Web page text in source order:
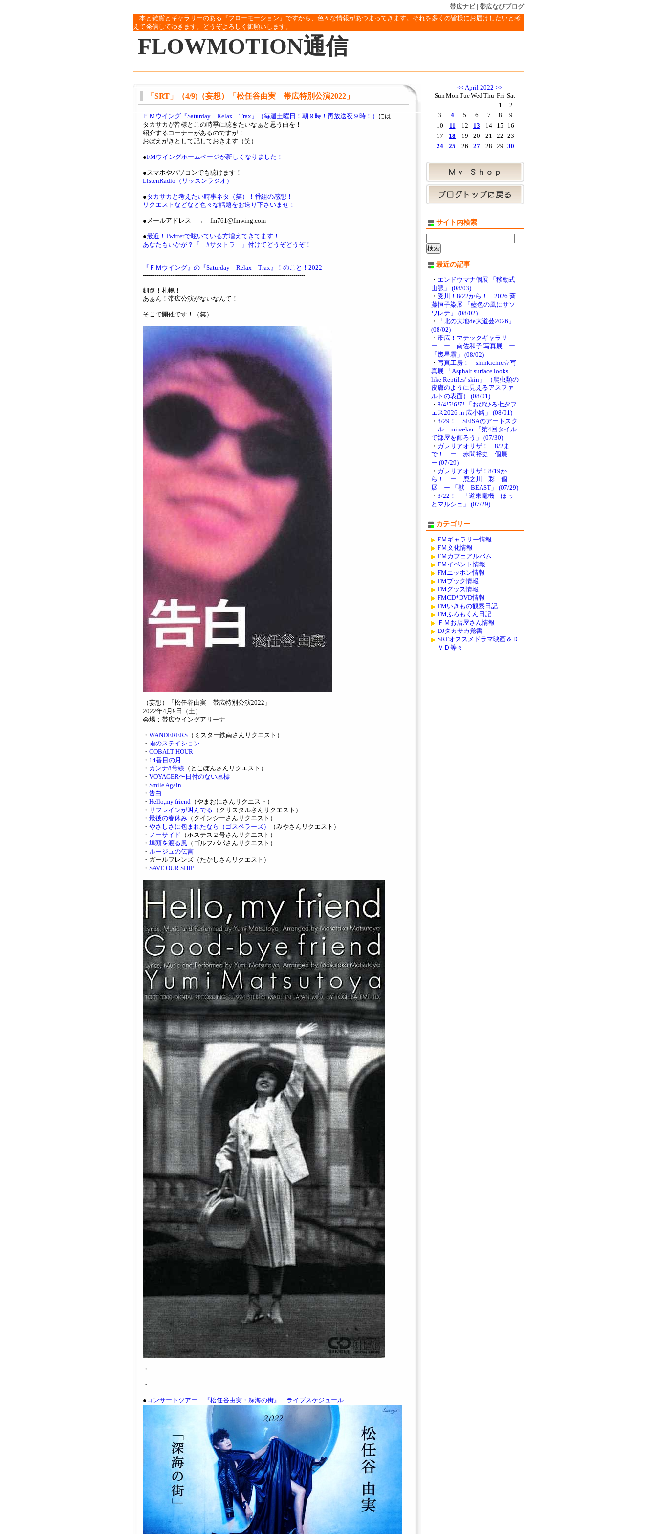
帯広ナビ| 帯広なびブログ
本と雑貨とギャラリーのある『フローモーション』ですから、色々な情報があつまってきます。それを多くの皆様にお届けしたいと考
えて発信してゆきます。どうぞよろしく御願いします。
FLOWMOTION通信
「SRT」（4/9)（妄想）「松任谷由実 帯広特別公演2022」
ＦＭウイング『Saturday Relax Trax』（毎週土曜日！朝９時！再放送夜９時！） には
タカサカが皆様とこの時季に聴きたいなぁと思う曲を！
紹介するコーナーがあるのですが！
おぼえがきとして記しておきます（笑）
●FMウイングホームページが新しくなりました！
●スマホやパソコンでも聴けます！
ListenRadio（リッスンラジオ）
●タカサカと考えたい時事ネタ（笑）！番組の感想！
リクエストなどなど色々な話題をお送り下さいませ！
●メールアドレス → fm761@fmwing.com
●最近！Twitterで呟いている方増えてきてます！
あなたもいかが？「 #サタトラ 」付けてどうぞどうぞ！
-----------------------------------------------------------------------------------
『ＦＭウイング』の『Saturday Relax Trax』！のこと！2022
-----------------------------------------------------------------------------------
釧路！札幌！
あぁん！帯広公演がないなんて！
そこで開催です！（笑）
（妄想）「松任谷由実 帯広特別公演2022」
2022年4月9日（土）
会場：帯広ウイングアリーナ
・ WANDERERS （ミスター鉄南さんリクエスト）
・ 雨のステイション
・ COBALT HOUR
・ 14番目の月
・ カンナ8号線 （とこぽんさんリクエスト）
・ VOYAGER〜日付のない墓標
・ Smile Again
・ 告白
・ Hello,my friend （やまおにさんリクエスト）
・ リフレインが叫んでる （クリスタルさんリクエスト）
・ 最後の春休み （クインシーさんリクエスト）
・ やさしさに包まれたなら（ゴスペラーズ）
（みやさんリクエスト）
・ ノーサイド （ホステス２号さんリクエスト）
・ 埠頭を渡る風 （ゴルフパパさんリクエスト）
・ ルージュの伝言
・ガールフレンズ（たかしさんリクエスト）
・ SAVE OUR SHIP
・
・
● コンサートツアー 『松任谷由実・深海の街』 ライブスケジュール
<<April 2022 >>
SunMonTueWedThu Fri Sat
1
2
3
4 5 6 7 8
9
10
11 12 13 14 15
16
17
18 19 20 21 22
23
24
25 26 27 28 29 30
サイト内検索
最近の記事
・ エンドウマナ個展 「移動式
山脈」 (08/03)
・ 受川！8/22から！ 2026 斉
藤恒子染展 「藍色の風にサソ
ワレテ」 (08/02)
・
「北の大地de大道芸2026」
(08/02)
・ 帯広！マテックギャラリ
ー ー 南佐和子 写真展 ー
「幾星霜」 (08/02)
・ 写真工房！ shinkichic☆写
真展 「Asphalt surface looks
like Reptiles’ skin」 （爬虫類の
皮膚のように見えるアスファ
ルトの表面） (08/01)
・ 8/4!5!6!7! 「おびひろ七夕フ
ェス2026 in 広小路」 (08/01)
・ 8/29！ SEISAのアートスク
ール mina-kar 「第4回タイル
で部屋を飾ろう」 (07/30)
・ ガレリアオリザ！ 8/2ま
で！ ー 赤間裕史 個展
ー (07/29)
・ ガレリアオリザ！8/19か
ら！ ー 鹿之川 彩 個
展 ー 「獣 BEAST」 (07/29)
・ 8/22！ 「道東電機 ほっ
とマルシェ」 (07/29)
カテゴリー
FＭギャラリー情報
FＭ文化情報
FＭカフェアルバム
FＭイベント情報
FMニッポン情報
FMブック情報
FMグッズ情報
FMCD*DVD情報
FMいきもの観察日記
FMふろもくん日記
ＦＭお店屋さん情報
DJタカサカ覚書
SRTオススメドラマ映画＆Ｄ
ＶＤ等々